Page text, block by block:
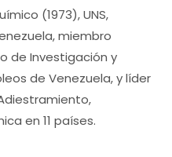
(1973), UNS,
miembro
de Investigación y
de Venezuela, y líder
en 11 países.